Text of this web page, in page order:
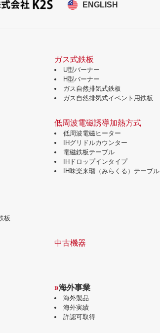
ENGLISH
ガス式鉄板
U型バーナー
H型バーナー
ガス自然排気式鉄板
ガス自然排気式イベント用鉄板
板
低周波電磁誘導加熱方式
低周波電磁ヒーター
IHグリドルカウンター
電磁鉄板テーブル
IHドロップインタイプ
IH味楽来瑠（みらくる）テーブル
中古機器
»海外事業
海外製品
海外実績
許認可取得